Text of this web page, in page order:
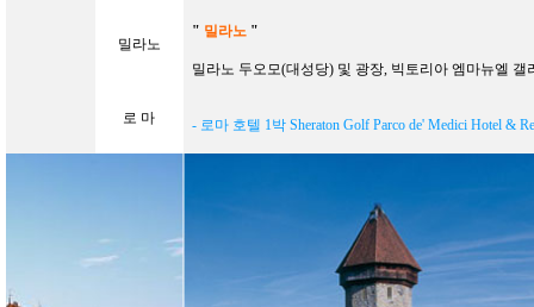
밀라노
로 마
" 밀라노 "
밀라노 두오모(대성당) 및 광장 빅토리아 엠마뉴엘 갤
- 로마 호텔 1 박 Sheraton Golf Parco de' Medici Hotel &